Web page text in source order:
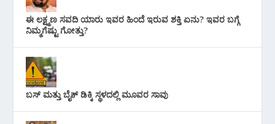
ಈ ಲಕ್ಷ್ಮಣ ಸವದಿ ಯಾರು ಇವರ ಹಿಂದೆ ಇರುವ ಶಕ್ತಿ ಏನು? ಇವರ ಬಗ್ಗೆ
ನಿಮ್ಮಗೆಷ್ಟು ಗೋತ್ತು?
ಬಸ್ ಮತ್ತು ಬೈಕ್ ಡಿಕ್ಕಿ ಸ್ಥಳದಲ್ಲಿ ಮೂವರ ಸಾವು